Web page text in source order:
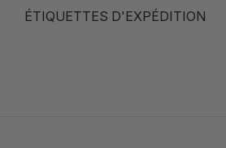
ÉTIQUETTES D'EXPÉDITION